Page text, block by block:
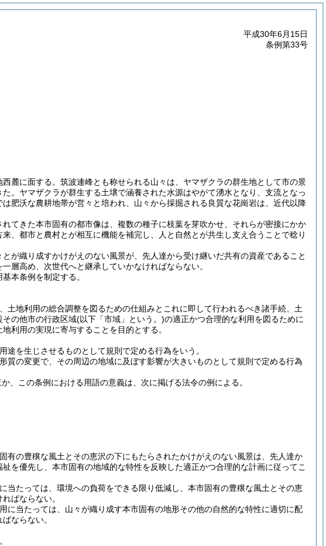
平成30年6月15日
条例第33号
麓に面する。筑波連峰とも称せられる山々は、ヤマザクラの群生地として市の景
。ヤマザクラが群生する土壌で涵養された水源はやがて湧水となり、支流となっ
肥沃な農耕地帯が営々と培われ、山々から採掘される良質な花崗岩は、近代以降
てきた本市固有の都市像は、複数の種子に枝葉を芽吹かせ、それらが密接にかか
、都市と農村とが相互に機能を補完し、人と自然とが共生し支え合うことで稔り
が織り成すかけがえのない風景が、先人達から受け継いだ共有の資産であること
層高め、次世代へと継承していかなければならない。
本条例を制定する。
土地利用の総合調整を図るための仕組みとこれに即して行われるべき諸手続、土
の他市の行政区域(以下「市域」という。)の適正かつ合理的な利用を図るために
利用の実現に寄与することを目的とする。
を生じさせるものとして規則で定める行為をいう。
の変更で、その周辺の地域に及ぼす影響が大きいものとして規則で定める行為
、この条例における用語の意義は、次に掲げる法令の例による。
有の豊穣な風土とその恵沢の下にもたらされたかけがえのない風景は、先人達か
を優先し、本市固有の地域的な特性を反映した適正かつ合理的な計画に従ってこ
たっては、環境への負荷をできる限り低減し、本市固有の豊穣な風土とその恵
ばならない。
当たっては、山々が織り成す本市固有の地形その他の自然的な特性に適切に配
ならない。